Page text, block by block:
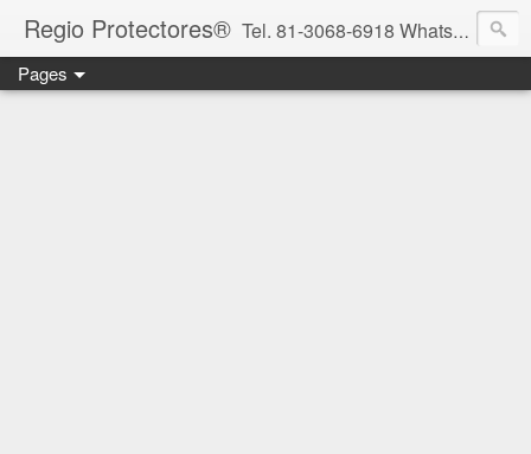
Regio Protectores® Tel. 81-3068-6918 WhatsApp 81-2636-2823 / 33-1145-3780 cotizacionregioprotectores@gmail.com / regioprotectores@gmail.com https://www.facebook.com/RegioProtectores/
Pages